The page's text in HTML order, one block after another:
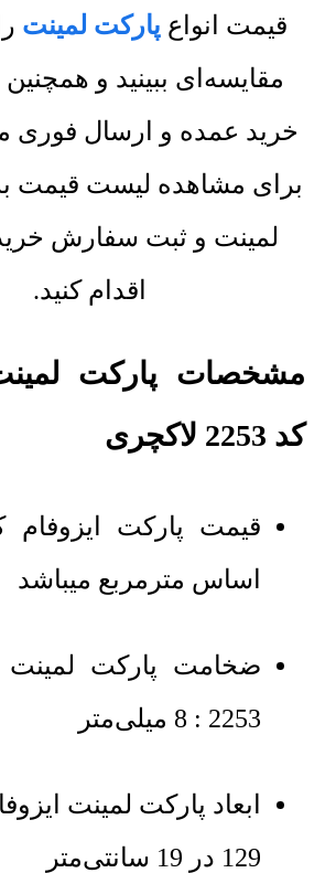
قیمت انواع پارکت لمینت
مقایسه‌ای ببینید و
خرید عمده و ارسال فوری
برای مشاهده لیست قیمت
لمینت و ثبت سفارش
اقدام کنید.
مشخصات پارکت
کد 2253 لاکچری
اساس مترمربع میباشد
ضخامت پارکت لمینت
2253 : 8 میلی‌متر
ابعاد پارکت لمینت ایزوفام
129 در 19 سانتی‌متر